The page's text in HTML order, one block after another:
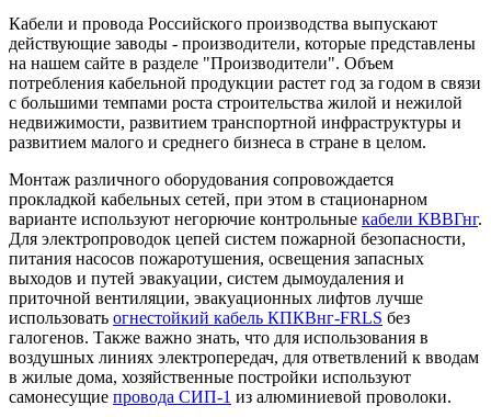
Кабели и провода Российского производства выпускают
действующие заводы - производители, которые представлены
на нашем сайте в разделе "Производители". Объем
потребления кабельной продукции растет год за годом в связи
с большими темпами роста строительства жилой и нежилой
недвижимости, развитием транспортной инфраструктуры и
развитием малого и среднего бизнеса в стране в целом.
Монтаж различного оборудования сопровождается
прокладкой кабельных сетей, при этом в стационарном
варианте используют негорючие контрольные кабели КВВГнг.
Для электропроводок цепей систем пожарной безопасности,
питания насосов пожаротушения, освещения запасных
выходов и путей эвакуации, систем дымоудаления и
приточной вентиляции, эвакуационных лифтов лучше
использовать огнестойкий кабель КПКВнг-FRLS без
галогенов. Также важно знать, что для использования в
воздушных линиях электропередач, для ответвлений к вводам
в жилые дома, хозяйственные постройки используют
самонесущие провода СИП-1 из алюминиевой проволоки.